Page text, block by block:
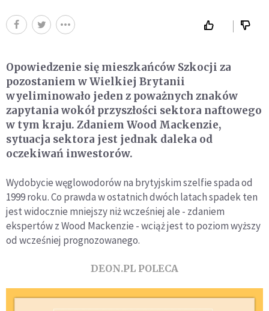
Opowiedzenie się mieszkańców Szkocji za
pozostaniem w Wielkiej Brytanii
wyeliminowało jeden z poważnych znaków
zapytania wokół przyszłości sektora naftowego
w tym kraju. Zdaniem Wood Mackenzie,
sytuacja sektora jest jednak daleka od
oczekiwań inwestorów.
Wydobycie węglowodorów na brytyjskim szelfie spada od
1999 roku. Co prawda w ostatnich dwóch latach spadek ten
jest widocznie mniejszy niż wcześniej ale - zdaniem
ekspertów z Wood Mackenzie - wciąż jest to poziom wyższy
od wcześniej prognozowanego.
DEON.PL POLECA